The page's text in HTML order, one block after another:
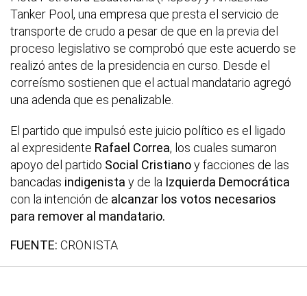
Tanker Pool, una empresa que presta el servicio de
transporte de crudo a pesar de que en la previa del
proceso legislativo se comprobó que este acuerdo se
realizó antes de la presidencia en curso. Desde el
correísmo sostienen que el actual mandatario agregó
una adenda que es penalizable.
El partido que impulsó este juicio político es el ligado
al expresidente Rafael Correa, los cuales sumaron
apoyo del partido Social Cristianoy facciones de las
bancadas indigenista y de la Izquierda Democrática
con la intención de alcanzar los votos necesarios
para remover al mandatario.
FUENTE: CRONISTA